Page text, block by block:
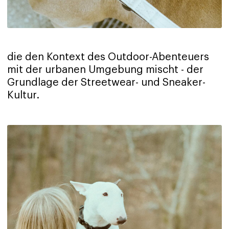
die den Kontext des Outdoor-Abenteuers
mit der urbanen Umgebung mischt - der
Grundlage der Streetwear- und Sneaker-
Kultur.